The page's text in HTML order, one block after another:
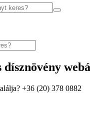
dísznövény
+36 (20) 378 0882